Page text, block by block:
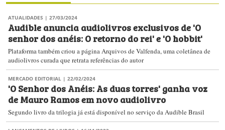
ATUALIDADES | 27/03/2024
Audible anuncia audiolivros exclusivos de 'O
senhor dos anéis: O retorno do rei' e 'O hobbit'
Plataforma também criou a página Arquivos de Valfenda, uma coletânea de
audiolivros curada que retrata referências do autor
MERCADO EDITORIAL | 22/02/2024
'O Senhor dos Anéis: As duas torres' ganha voz
de Mauro Ramos em novo audiolivro
Segundo livro da trilogia já está disponível no serviço da Audible Brasil